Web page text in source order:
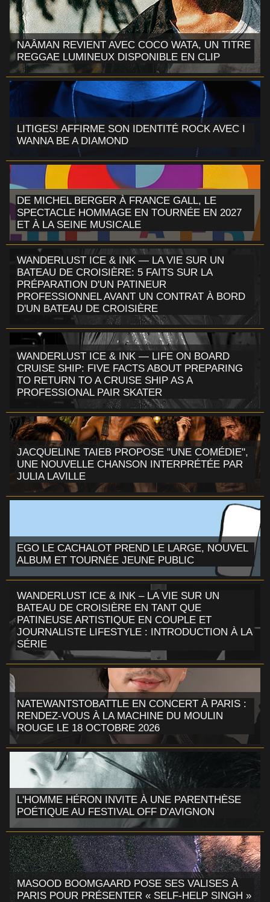
NAÂMAN REVIENT AVEC COCO WATA, UN TITRE
REGGAE LUMINEUX DISPONIBLE EN CLIP
LITIGES! AFFIRME SON IDENTITÉ ROCK AVEC I
WANNA BE A DIAMOND
DE MICHEL BERGER À FRANCE GALL, LE
SPECTACLE HOMMAGE EN TOURNÉE EN 2027
ET À LA SEINE MUSICALE
WANDERLUST ICE & INK — LA VIE SUR UN
BATEAU DE CROISIÈRE: 5 FAITS SUR LA
PRÉPARATION D'UN PATINEUR
PROFESSIONNEL AVANT UN CONTRAT À BORD
D'UN BATEAU DE CROISIÈRE
WANDERLUST ICE & INK — LIFE ON BOARD
CRUISE SHIP: FIVE FACTS ABOUT PREPARING
TO RETURN TO A CRUISE SHIP AS A
PROFESSIONAL PAIR SKATER
JACQUELINE TAIEB PROPOSE "UNE COMÉDIE",
UNE NOUVELLE CHANSON INTERPRÉTÉE PAR
JULIA LAVILLE
EGO LE CACHALOT PREND LE LARGE, NOUVEL
ALBUM ET TOURNÉE JEUNE PUBLIC
WANDERLUST ICE & INK – LA VIE SUR UN
BATEAU DE CROISIÈRE EN TANT QUE
PATINEUSE ARTISTIQUE EN COUPLE ET
JOURNALISTE LIFESTYLE : INTRODUCTION À LA
SÉRIE
NATEWANTSTOBATTLE EN CONCERT À PARIS :
RENDEZ-VOUS À LA MACHINE DU MOULIN
ROUGE LE 18 OCTOBRE 2026
L'HOMME HÉRON INVITE À UNE PARENTHÈSE
POÉTIQUE AU FESTIVAL OFF D'AVIGNON
MASOOD BOOMGAARD POSE SES VALISES À
PARIS POUR PRÉSENTER « SELF-HELP SINGH »